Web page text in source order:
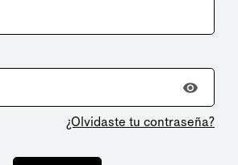
¿Olvidaste tu contraseña?